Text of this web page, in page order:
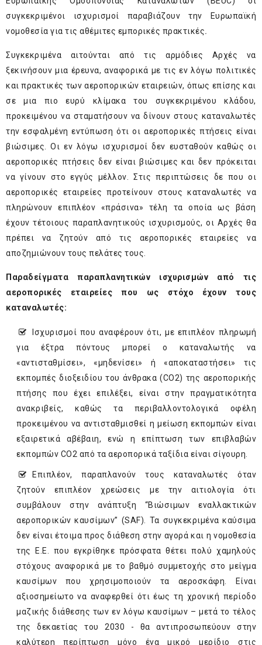
συγκεκριμένοι ισχυρισμοί παραβιάζουν την Ευρωπαϊκή
νομοθεσία για τις αθέμιτες εμπορικές πρακτικές.
Συγκεκριμένα αιτούνται από τις αρμόδιες Αρχές να
ξεκινήσουν μια έρευνα, αναφορικά με τις εν λόγω πολιτικές
και πρακτικές των αεροπορικών εταιρειών, όπως επίσης και
σε μια πιο ευρύ κλίμακα του συγκεκριμένου κλάδου,
προκειμένου να σταματήσουν να δίνουν στους καταναλωτές
την εσφαλμένη εντύπωση ότι οι αεροπορικές πτήσεις είναι
βιώσιμες. Οι εν λόγω ισχυρισμοί δεν ευσταθούν καθώς οι
αεροπορικές πτήσεις δεν είναι βιώσιμες και δεν πρόκειται
να γίνουν στο εγγύς μέλλον. Στις περιπτώσεις δε που οι
αεροπορικές εταιρείες προτείνουν στους καταναλωτές να
πληρώνουν επιπλέον «πράσινα» τέλη τα οποία ως βάση
έχουν τέτοιους παραπλανητικούς ισχυρισμούς, οι Αρχές θα
πρέπει να ζητούν από τις αεροπορικές εταιρείες να
αποζημιώνουν τους πελάτες τους.
Παραδείγματα παραπλανητικών ισχυρισμών από τις
αεροπορικές εταιρείες που ως στόχο έχουν τους
καταναλωτές:
Ισχυρισμοί που αναφέρουν ότι, με επιπλέον πληρωμή
για έξτρα πόντους μπορεί ο καταναλωτής να
«αντισταθμίσει», «μηδενίσει» ή «αποκαταστήσει» τις
εκπομπές διοξειδίου του άνθρακα (CO2) της αεροπορικής
πτήσης που έχει επιλέξει, είναι στην πραγματικότητα
ανακριβείς, καθώς τα περιβαλλοντολογικά οφέλη
προκειμένου να αντισταθμισθεί η μείωση εκπομπών είναι
εξαιρετικά αβέβαιη, ενώ η επίπτωση των επιβλαβών
εκπομπών CO2 από τα αεροπορικά ταξίδια είναι σίγουρη.
Επιπλέον, παραπλανούν τους καταναλωτές όταν
ζητούν επιπλέον χρεώσεις με την αιτιολογία ότι
συμβάλουν στην ανάπτυξη “Βιώσιμων εναλλακτικών
αεροπορικών καυσίμων” (SAF). Τα συγκεκριμένα καύσιμα
δεν είναι έτοιμα προς διάθεση στην αγορά και η νομοθεσία
της Ε.Ε. που εγκρίθηκε πρόσφατα θέτει πολύ χαμηλούς
στόχους αναφορικά με το βαθμό συμμετοχής στο μείγμα
καυσίμων που χρησιμοποιούν τα αεροσκάφη. Είναι
αξιοσημείωτο να αναφερθεί ότι έως τη χρονική περίοδο
μαζικής διάθεσης των εν λόγω καυσίμων – μετά το τέλος
της δεκαετίας του 2030 - θα αντιπροσωπεύουν στην
καλύτερη περίπτωση μόνο ένα μικρό μερίδιο στις